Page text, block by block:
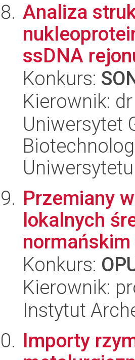
Analiza
ssDNA
Konkurs:
Kierownik:
Uniwersytet
Przemiany
lokalnych
Konkurs:
Kierownik:
Instytut
Importy